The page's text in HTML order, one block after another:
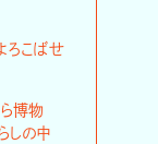
ろこばせ
博物
しの中